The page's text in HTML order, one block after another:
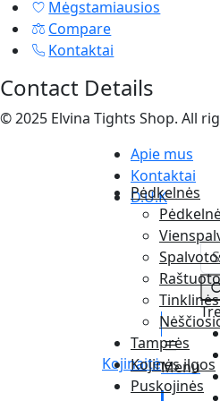
Mėgstamiausios
Compare
Kontaktai
Contact Details
© 2025 Elvina Tights Shop. All
Apie mus
Kontaktai
D.U.K
KojinaitėMenu
Pėdkelnės
Tamprės
Kojinės ilgos
Puskojinės